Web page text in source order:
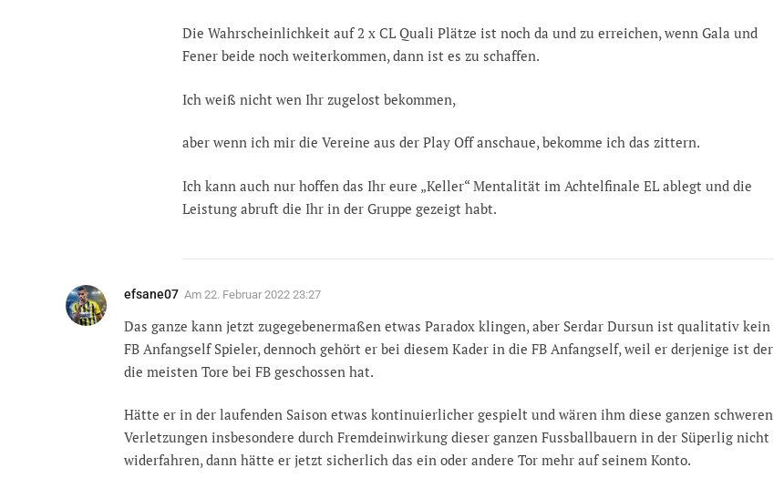
Die Wahrscheinlichkeit auf 2 x CL Quali Plätze ist noch da und zu erreichen, wenn Gala und
Fener beide noch weiterkommen, dann ist es zu schaffen.
Ich weiß nicht wen Ihr zugelost bekommen,
aber wenn ich mir die Vereine aus der Play Off anschaue, bekomme ich das zittern.
Ich kann auch nur hoffen das Ihr eure „Keller“ Mentalität im Achtelfinale EL ablegt und die
Leistung abruft die Ihr in der Gruppe gezeigt habt.
efsane07 Am 22. Februar 2022 23:27
Das ganze kann jetzt zugegebenermaßen etwas Paradox klingen, aber Serdar Dursun ist qualitativ kein
FB Anfangself Spieler, dennoch gehört er bei diesem Kader in die FB Anfangself, weil er derjenige ist der
die meisten Tore bei FB geschossen hat.
Hätte er in der laufenden Saison etwas kontinuierlicher gespielt und wären ihm diese ganzen schweren
Verletzungen insbesondere durch Fremdeinwirkung dieser ganzen Fussballbauern in der Süperlig nicht
widerfahren, dann hätte er jetzt sicherlich das ein oder andere Tor mehr auf seinem Konto.